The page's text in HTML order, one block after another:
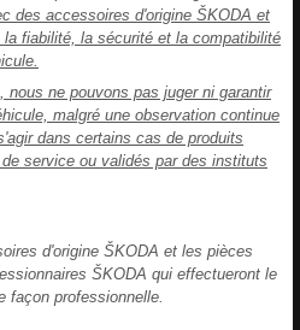
des accessoires d'origine ŠKODA et
fiabilité, la sécurité et la compatibilité
nous ne pouvons pas juger ni garantir
malgré une observation continue
dans certains cas de produits
service ou validés par des instituts
d'origine ŠKODA et les pièces
ŠKODA qui effectueront le
façon professionnelle.